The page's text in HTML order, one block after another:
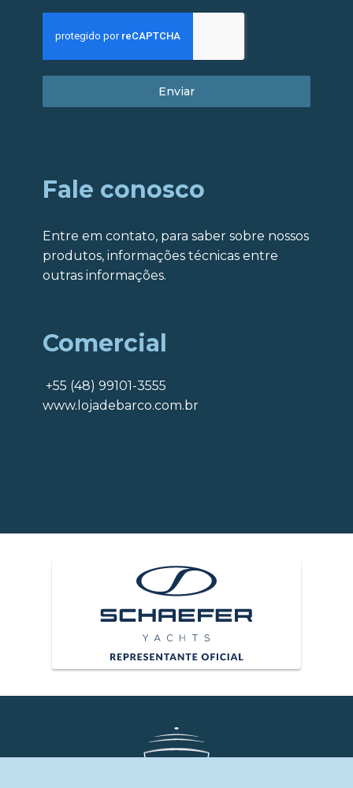
Fale conosco
Entre em contato, para saber sobre nossos
produtos, informações técnicas entre
outras informações.
Comercial
+55 (48) 99101-3555
www.lojadebarco.com.br
Enviar